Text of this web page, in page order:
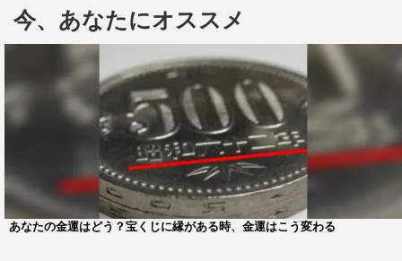
跡目争いが絡んだ大騒動へと発展する。
W主演を務めるのは、話題のドラマや映画に多数出演しさ
まざまな役を演じてきた望月とドラマ・映画・舞台・ミュ
ージカルと幅広く活躍する葵。望月が現代の会社員・鍵山
孝平と江戸時代の徳川家光役を、そして葵が現代の孝平の
幼なじみ・戸倉詩織と江戸時代の家光の恋の相手・お仙役
を演じる。
出演にあたり、望月は「ただただうれしかったですが時代
今、あなたにオススメ
あなたの金運はどう？宝くじに縁がある時、金運はこう変わる